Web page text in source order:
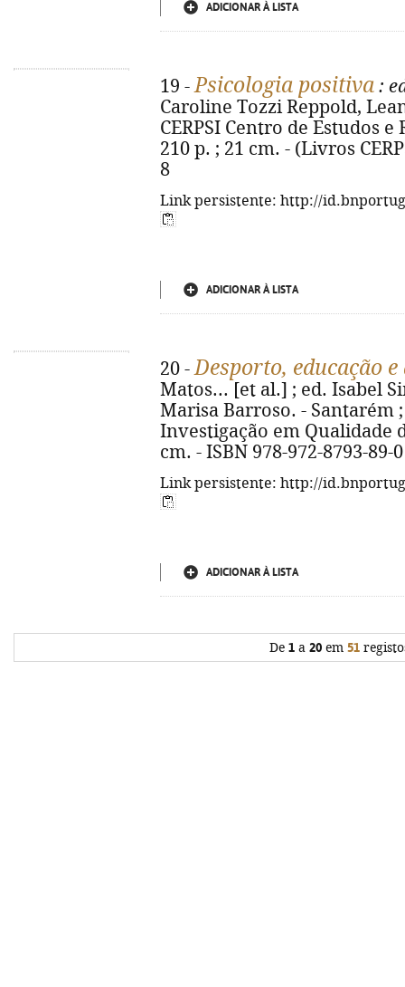
ADICIONAR À LISTA
19 -Psicologia positiva :
Caroline Tozzi Reppold,
CERPSI Centro de Estudos
210 p. ; 21 cm. - (Livros
8
Link persistente: http://
ADICIONAR À LISTA
20 -Desporto, educação
Matos... [et al.] ; ed. Isabel
Marisa Barroso. - Santarém
Investigação em Qualidade
cm. - ISBN 978-972-8793-89-0
Link persistente: http://
ADICIONAR À LISTA
De 1a 20em 51